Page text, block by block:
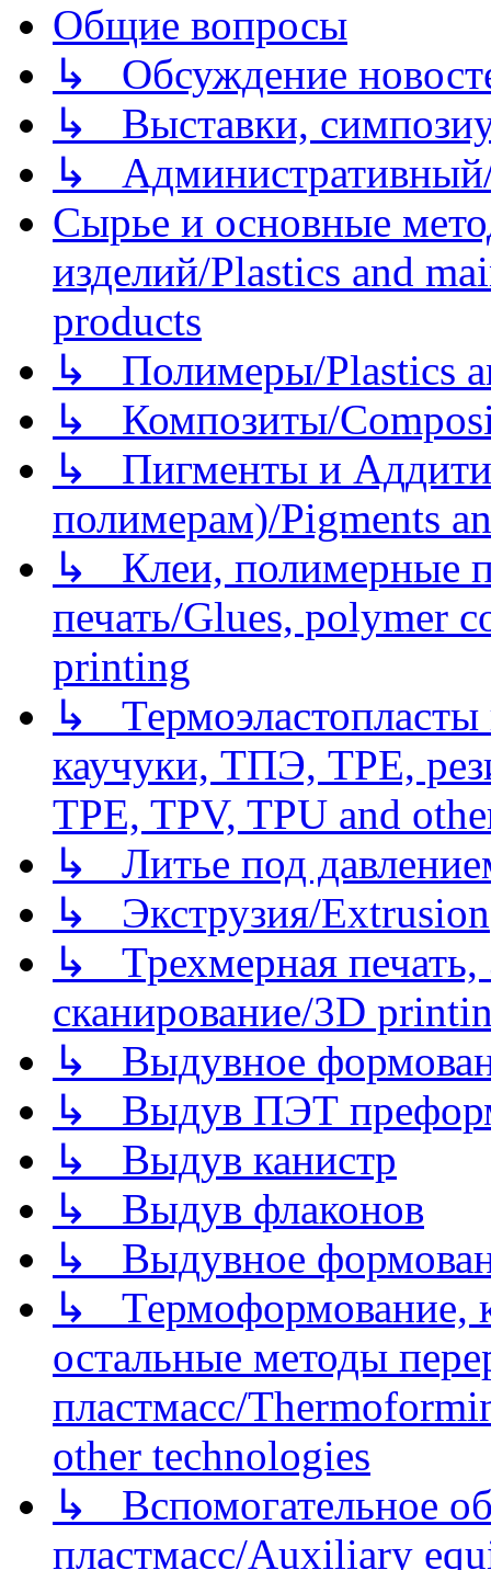
Общие вопросы
↳ Обсуждение
↳ Выставки,
↳
Сырье и основные
изделий/Plastics and
products
↳ Полимеры/Plastics
↳ Композиты/
↳ Пигменты и
полимерам)/Pigments
↳ Клеи, полимерные
печать/Glues, polymer
printing
↳
каучуки, ТПЭ, TPE,
TPE, TPV, TPU and
↳ Литье под
↳ Экструзия/Extrusion
↳ Трехмерная
сканирование/3D
↳ Выдувное
↳ Выдув ПЭТ
↳ Выдув канистр
↳ Выдув флаконов
↳ Выдувное
↳ Термоформование,
остальные методы
пластмасс/
other technologies
↳ Вспомогательное
пластмасс/Auxiliary